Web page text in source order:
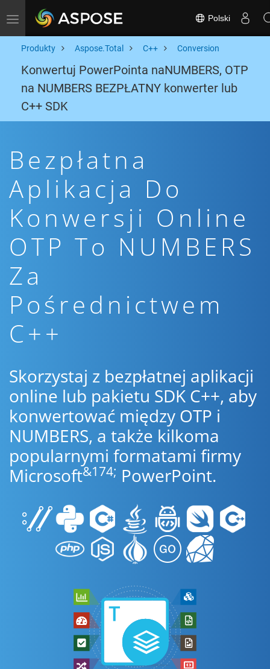
Toggle navigation Polski
Produkty Aspose.Total C++ Conversion
Konwertuj PowerPointa naNUMBERS, OTP
na NUMBERS BEZPŁATNY konwerter lub
C++ SDK
Bezpłatna
Aplikacja Do
Konwersji Online
OTP To NUMBERS
Za
Pośrednictwem
C++
Skorzystaj z bezpłatnej aplikacji
online lub pakietu SDK C++, aby
konwertować między OTP i
NUMBERS, a także kilkoma
popularnymi formatami firmy
Microsoft&174; PowerPoint.